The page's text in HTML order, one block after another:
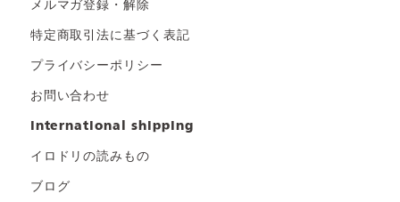
メルマガ登録・解除
特定商取引法に基づく表記
プライバシーポリシー
お問い合わせ
international shipping
イロドリの読みもの
ブログ